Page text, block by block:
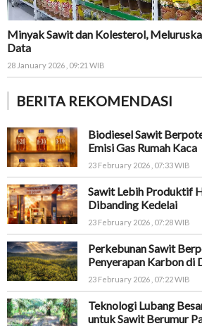
Minyak Sawit dan Kolesterol,
Data
28 January 2026 , 09:21 WIB
BERITA REKOMENDASI
Biodiesel Sawit
Emisi Gas Rumah Kaca
23 February 2026 , 07:33 WIB
Sawit Lebih Produktif
Dibanding Kedelai
23 February 2026 , 07:28 WIB
Perkebunan Sawit
Penyerapan Karbon di
23 February 2026 , 07:22 WIB
Teknologi Lubang
untuk Sawit Berumur